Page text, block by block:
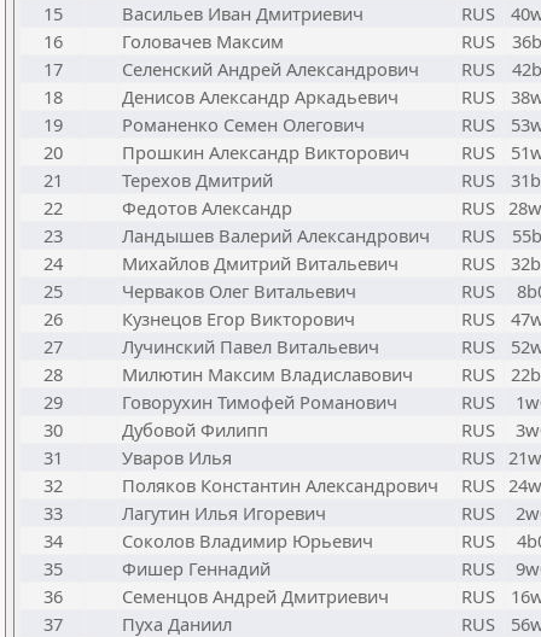
15
Васильев Иван Дмитриевич RUS
16
Головачев Максим RUS
17
Селенский Андрей Александрович RUS
18
Денисов Александр Аркадьевич RUS
19
Романенко Семен Олегович RUS
20
Прошкин Александр Викторович RUS
21
Терехов Дмитрий RUS
22
Федотов Александр RUS
23
Ландышев Валерий Александрович RUS
24
Михайлов Дмитрий Витальевич RUS
25
Черваков Олег Витальевич RUS
26
Кузнецов Егор Викторович RUS
27
Лучинский Павел Витальевич RUS
28
Милютин Максим Владиславович RUS
29
Говорухин Тимофей Романович RUS
30
Дубовой Филипп RUS
31
Уваров Илья RUS
32
Поляков Константин Александрович RUS
33
Лагутин Илья Игоревич RUS
34
Соколов Владимир Юрьевич RUS
35
Фишер Геннадий RUS
36
Семенцов Андрей Дмитриевич RUS
37
Пуха Даниил RUS